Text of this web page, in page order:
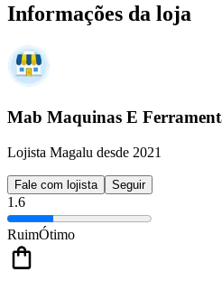
Informações da loja
Mab Maquinas E
Lojista Magalu desde 2021
Fale com lojista Seguir
1.6
RuimÓtimo